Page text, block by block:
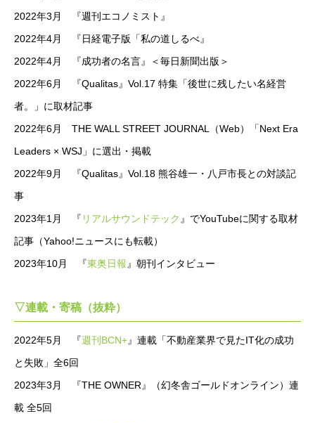
2022年3月 『週刊エコノミスト』
2022年4月 『日経電子版「私の道しるべ』
2022年4月 『成功者の名言』＜毎日新聞出版＞
2022年6月 『Qualitas』Vol.17 特集「後世に残したい名経営
者。」に取材記事
2022年6月 THE WALL STREET JOURNAL（Web）「Next Era
Leaders × WSJ」に選出・掲載
2022年9月 『Qualitas』Vol.18 熊谷雄一・八戸市長との対談記
事
2023年1月 『 リアルサウンドテック 』でYouTubeに関する取材
記事（Yahoo!ニュースにも転載）
2023年10月 『東奥日報 』朝刊インタビュー
▽連載・寄稿（抜粋）
2022年5月 『週刊BCN+』連載「不動産業界で見たIT化の成功
と失敗」全6回
2023年3月 『THE OWNER』（幻冬舎ゴールドオンライン）連
載 全5回